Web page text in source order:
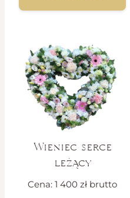
Wieniec serce
leżący
Cena: 1 400 zł brutto